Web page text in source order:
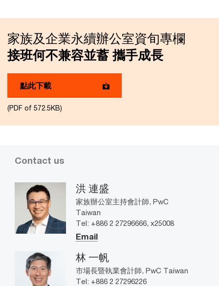
家族及企業永續辦公室資旬專欄
接班何不兼容並蓄 攜手成長
點此下載
(PDF of 572.5KB)
Contact us
洪 連盛
家族辦公室主持會計師, PwC
Taiwan
Tel: +886 2 27296666, x25008
Email
林 一帆
市場長暨執業會計師, PwC Taiwan
Tel: +886 2 27296226